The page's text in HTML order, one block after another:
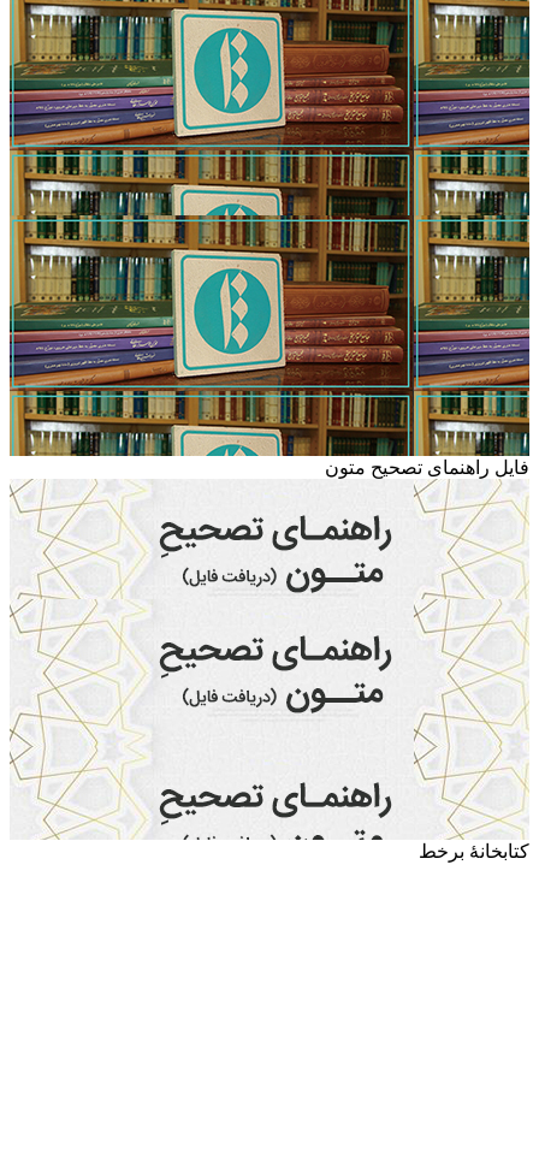
فایل راهنمای تصحیح متون
کتابخانۀ برخط